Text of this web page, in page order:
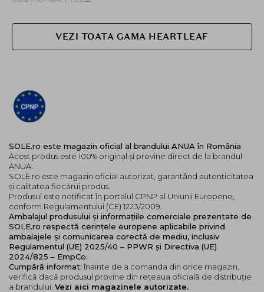
Aplicati dupa serum ca tratament de ingrijire a pielii
dimineata.
VEZI TOATA GAMA HEARTLEAF
SOLE.ro este magazin oficial al brandului ANUA în România
Acest produs este 100% original și provine direct de la brandul
ANUA.
SOLE.ro este magazin oficial autorizat, garantând autenticitatea
și calitatea fiecărui produs.
Produsul este notificat în portalul CPNP al Uniunii Europene,
conform Regulamentului (CE) 1223/2009.
Ambalajul produsului și informațiile comerciale prezentate de
SOLE.ro respectă cerințele europene aplicabile privind
ambalajele și comunicarea corectă de mediu, inclusiv
Regulamentul (UE) 2025/40 – PPWR și Directiva (UE)
2024/825 – EmpCo.
Cumpără informat: înainte de a comanda din orice magazin,
verifică dacă produsul provine din rețeaua oficială de distribuție
a brandului. Vezi aici magazinele autorizate.